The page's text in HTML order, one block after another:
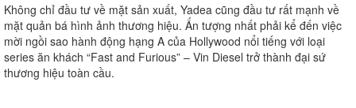
Không chỉ đầu tư về mặt sản xuất, Yadea cũng đầu tư rất mạnh về
mặt quản bá hình ảnh thương hiệu. Ấn tượng nhất phải kể đến việc
mời ngồi sao hành động hạng A của Hollywood nổi tiếng với loại
series ăn khách “Fast and Furious” – Vin Diesel trở thành đại sứ
thương hiệu toàn cầu.